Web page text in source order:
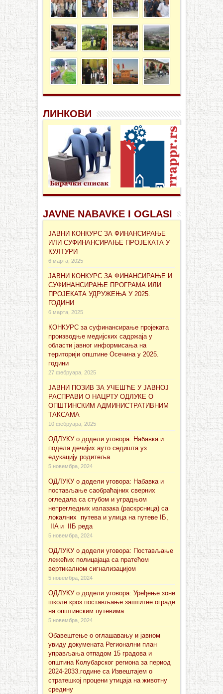
ЛИНКОВИ
JAVNE NABAVKE I OGLASI
ЈАВНИ КОНКУРС ЗА ФИНАНСИРАЊЕ
ИЛИ СУФИНАНСИРАЊЕ ПРОЈЕКАТА У
КУЛТУРИ
6 марта, 2025
ЈАВНИ КОНКУРС ЗА ФИНАНСИРАЊЕ И
СУФИНАНСИРАЊЕ ПРОГРАМА ИЛИ
ПРОЈЕКАТА УДРУЖЕЊА У 2025.
ГОДИНИ
6 марта, 2025
КОНКУРС за суфинансирање проjеката
производње медијских садржаја у
области јавног информисања на
територији општине Осечина у 2025.
години
27 фебруара, 2025
ЈАВНИ ПОЗИВ ЗА УЧЕШЋЕ У ЈАВНОЈ
РАСПРАВИ О НАЦРТУ ОДЛУКЕ О
ОПШТИНСКИМ АДМИНИСТРАТИВНИМ
ТАКСАМА
10 фебруара, 2025
ОДЛУКУ о додели уговора: Набавка и
подела дечијих ауто седишта уз
едукацију родитеља
5 новембра, 2024
ОДЛУКУ о додели уговора: Набавка и
постављање саобраћајних сверних
огледала са стубом и уградњом
непрегледних излазака (раскрсница) са
локалних путева и улица на путеве IБ,
IIA и IIБ реда
5 новембра, 2024
ОДЛУКУ о додели уговора: Постављање
лежећих полицајаца са пратећом
вертикалном сигнализацијом
5 новембра, 2024
ОДЛУКУ о додели уговора: Уређење зоне
школе кроз постављање заштитне ограде
на општинским путевима
5 новембра, 2024
Обавештење о оглашавању и јавном
увиду докуменaта Регионални план
управљања отпадом 15 градова и
општина Колубарског региона за период
2024-2033.године са Извештајем о
стратешкој процени утицаја на животну
средину